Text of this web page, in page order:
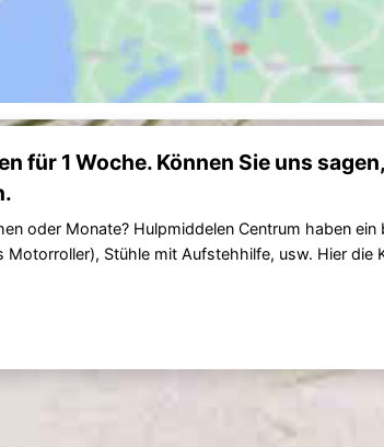
für 1 Woche. Können Sie uns
oder Monate? Hulpmiddelen Centrum haben
Stühle mit Aufstehhilfe, usw. Hier die